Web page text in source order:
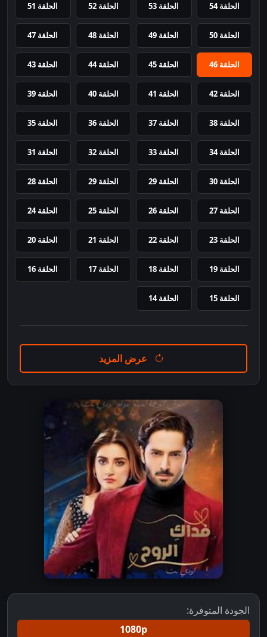
الحلقة 54 الحلقة 53 الحلقة 52 الحلقة 51
الحلقة 50 الحلقة 49 الحلقة 48 الحلقة 47
الحلقة 46 الحلقة 45 الحلقة 44 الحلقة 43
الحلقة 42 الحلقة 41 الحلقة 40 الحلقة 39
الحلقة 38 الحلقة 37 الحلقة 36 الحلقة 35
الحلقة 34 الحلقة 33 الحلقة 32 الحلقة 31
الحلقة 30 الحلقة 29 الحلقة 29 الحلقة 28
الحلقة 27 الحلقة 26 الحلقة 25 الحلقة 24
الحلقة 23 الحلقة 22 الحلقة 21 الحلقة 20
الحلقة 19 الحلقة 18 الحلقة 17 الحلقة 16
الحلقة 15 الحلقة 14
عرض المزيد
الجودة المتوفرة:
1080p